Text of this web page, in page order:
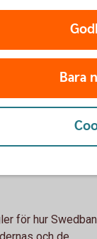
andelsklass.
för hur
Bara